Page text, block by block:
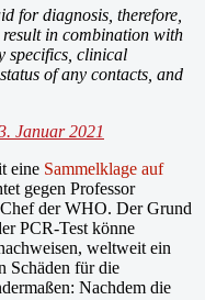
for diagnosis, therefore,
in combination with
specifics, clinical
of any contacts, and
Januar 2021
eine Sammelklage auf
gegen Professor
der WHO. Der Grund
PCR-Test könne
weltweit ein
Schäden für die
Nachdem die